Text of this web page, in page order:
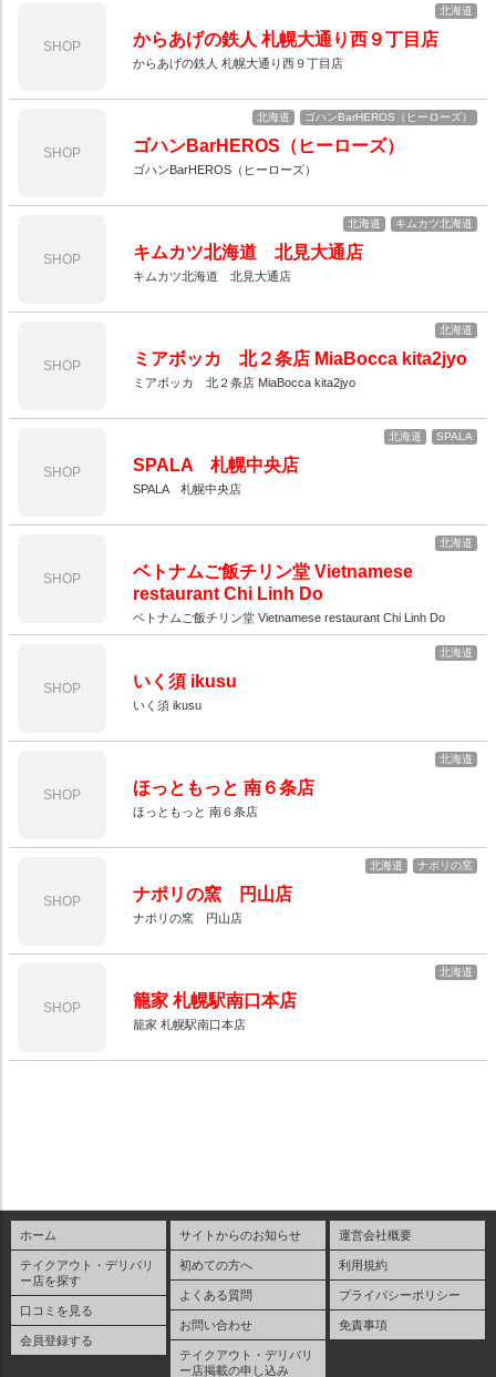
SHOP
北海道
からあげの鉄人 札幌大通り西９丁目店
からあげの鉄人 札幌大通り西９丁目店
SHOP
北海道 ゴハンBarHEROS（ヒーローズ）
ゴハンBarHEROS（ヒーローズ）
ゴハンBarHEROS（ヒーローズ）
SHOP
北海道 キムカツ北海道
キムカツ北海道 北見大通店
キムカツ北海道 北見大通店
SHOP
北海道
ミアボッカ 北２条店 MiaBocca kita2jyo
ミアボッカ 北２条店 MiaBocca kita2jyo
SHOP
北海道 SPALA
SPALA 札幌中央店
SPALA 札幌中央店
SHOP
北海道
ベトナムご飯チリン堂 Vietnamese
restaurant Chi Linh Do
ベトナムご飯チリン堂 Vietnamese restaurant Chi Linh Do
SHOP
北海道
いく須 ikusu
いく須 ikusu
SHOP
北海道
ほっともっと 南６条店
ほっともっと 南６条店
SHOP
北海道 ナポリの窯
ナポリの窯 円山店
ナポリの窯 円山店
SHOP
北海道
籠家 札幌駅南口本店
籠家 札幌駅南口本店
ホーム
テイクアウト・デリバリ
ー店を探す
口コミを見る
会員登録する
サイトからのお知らせ
初めての方へ
よくある質問
お問い合わせ
テイクアウト・デリバリ
ー店掲載の申し込み
運営会社概要
利用規約
プライバシーポリシー
免責事項